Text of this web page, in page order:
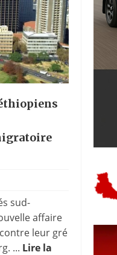
sud-
affaire
leur gré
... Lire la